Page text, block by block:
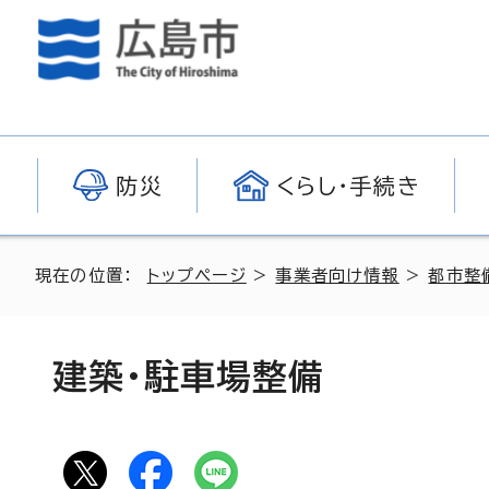
防災 くらし・手続き
現在の位置： トップページ >事業者向け情報 >都市整
建築・駐車場整備